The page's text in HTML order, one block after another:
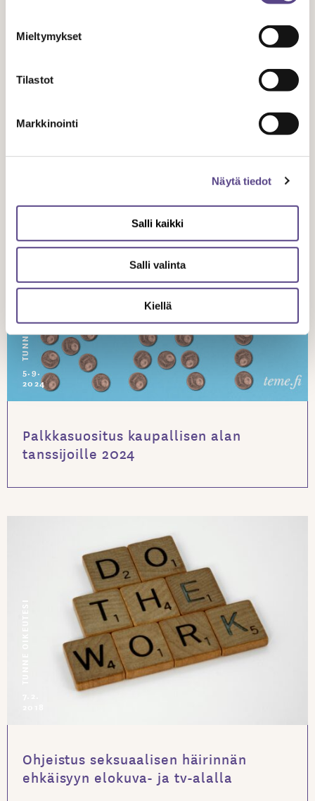
Mieltymykset
Tilastot
Markkinointi
Näytä tiedot
Salli kaikki
Salli valinta
Kiellä
Aiheeseen liittyvät artikkelit
TUNNE OIKEUTESI
5.9.
2024
Palkkasuositus kaupallisen alan
tanssijoille 2024
Ohjeistus seksuaalisen häirinnän
ehkäisyyn elokuva- ja tv-alalla